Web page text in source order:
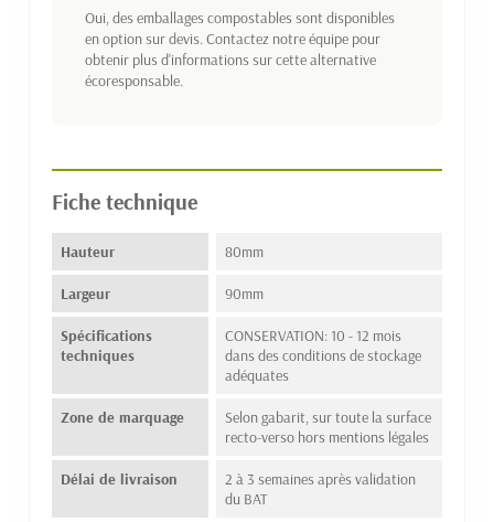
Oui, des emballages compostables sont disponibles
en option sur devis. Contactez notre équipe pour
obtenir plus d'informations sur cette alternative
écoresponsable.
Fiche technique
Hauteur 80mm
Largeur 90mm
Spécifications
techniques
CONSERVATION: 10 - 12 mois
dans des conditions de stockage
adéquates
Zone de marquage
Selon gabarit, sur toute la surface
recto-verso hors mentions légales
Délai de livraison
2 à 3 semaines après validation
du BAT